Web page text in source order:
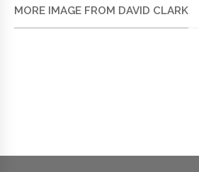
MORE IMAGE FROM DAVID CLARK